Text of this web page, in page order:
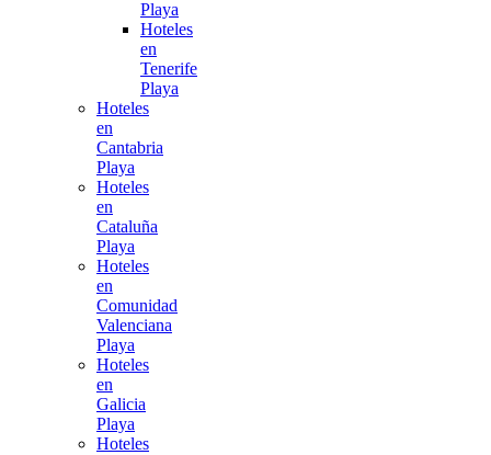
Playa
Hoteles
en
Tenerife
Playa
Hoteles
en
Cantabria
Playa
Hoteles
en
Cataluña
Playa
Hoteles
en
Comunidad
Valenciana
Playa
Hoteles
en
Galicia
Playa
Hoteles